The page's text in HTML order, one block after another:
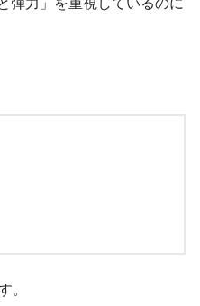
弾力」を重視しているのに
。